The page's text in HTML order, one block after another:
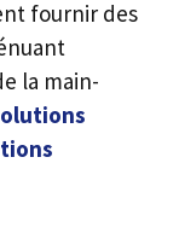
fournir des
la main-